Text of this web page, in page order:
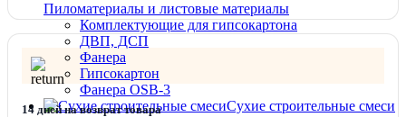
Пиломатериалы и листовые материалы
Комплектующие для гипсокартона
ДВП, ДСП
Фанера
Гипсокартон
Фанера OSB-3
Сухие строительные смеси
14 дней на возврат товара